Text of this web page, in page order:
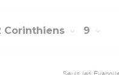
Corinthiens 9